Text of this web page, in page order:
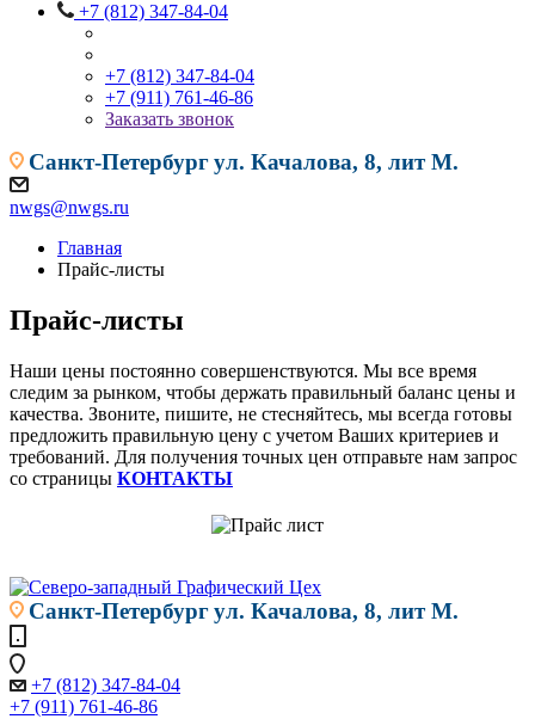
+7 (812) 347-84-04
+7 (812) 347-84-04
+7 (911) 761-46-86
Заказать звонок
Санкт-Петербургул. Качалова, 8, лит М.
nwgs@nwgs.ru
Главная
Прайс-листы
Прайс-листы
Наши цены постоянно совершенствуются. Мы все время
следим за рынком, чтобы держать правильный баланс цены и
качества. Звоните, пишите, не стесняйтесь, мы всегда готовы
предложить правильную цену с учетом Ваших критериев и
требований. Для получения точных цен отправьте нам запрос
со страницы КОНТАКТЫ
Санкт-Петербургул. Качалова, 8, лит М.
+7 (812) 347-84-04
+7 (911) 761-46-86